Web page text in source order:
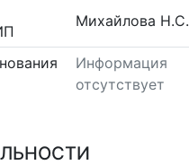
Михайлова Н.С.
Информация
отсутствует